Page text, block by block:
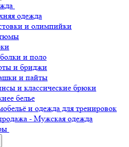
одежда
и олимпийки
и поло
и бриджи
и пайты
и классические брюки
белье
и одежда для тренировок
- Мужская одежда